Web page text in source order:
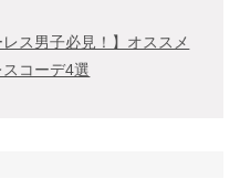
レス男子必見！】オススメ
コーデ4選